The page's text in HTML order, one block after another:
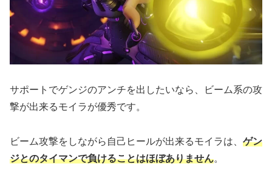
サポートでゲンジのアンチを出したいなら、ビーム系の攻
撃が出来るモイラが優秀です。
ビーム攻撃をしながら自己ヒールが出来るモイラは、 ゲン
ジとのタイマンで負けることはほぼありません。